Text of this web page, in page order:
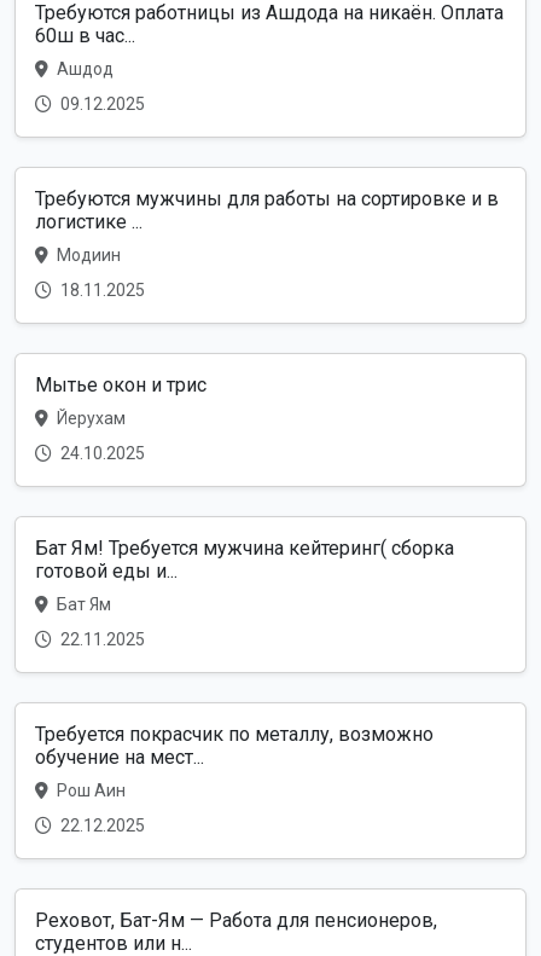
Требуются работницы из Ашдода на никаён. Оплата
60ш в час...
Ашдод
09.12.2025
Требуются мужчины для работы на сортировке и в
логистике ...
Модиин
18.11.2025
Мытье окон и трис
Йерухам
24.10.2025
Бат Ям! Требуется мужчина кейтеринг( сборка
готовой еды и...
Бат Ям
22.11.2025
Требуется покрасчик по металлу, возможно
обучение на мест...
Рош Аин
22.12.2025
Реховот, Бат-Ям — Работа для пенсионеров,
студентов или н...